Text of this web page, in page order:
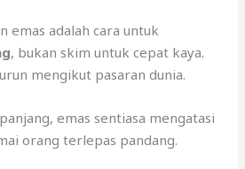
emas adalah cara untuk
, bukan skim untuk cepat kaya.
mengikut pasaran dunia.
emas sentiasa mengatasi
orang terlepas pandang.